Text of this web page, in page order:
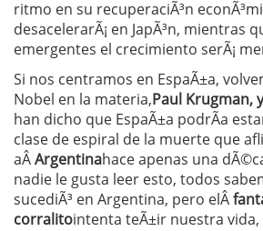
ritmo en su recuperaciÃ³n
desacelerarÃ¡ en JapÃ³n, mientras
emergentes el crecimiento serÃ¡
Si nos centramos en EspaÃ±a,
Nobel en la materia,Paul Krugman,
han dicho que EspaÃ±a podrÃ­a
clase de espiral de la muerte que
aÂArgentinahace apenas una
nadie le gusta leer esto, todos
sucediÃ³ en Argentina, pero elÂ
corralitointenta teÃ±ir nuestra vida,